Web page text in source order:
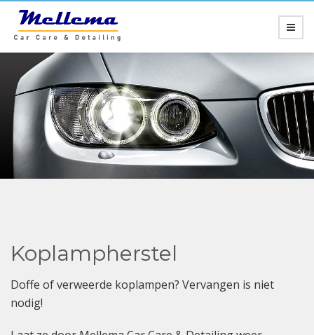
Koplampherstel
Doffe of verweerde koplampen? Vervangen is niet
nodig!